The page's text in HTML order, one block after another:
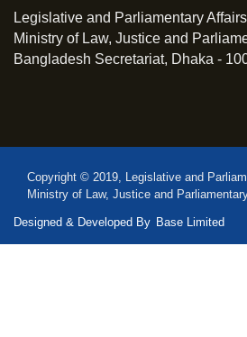
Legislative and Parliamentary
Ministry of Law, Justice and
Bangladesh Secretariat, Dhaka -
Copyright © 2019, Legislative and
Ministry of Law, Justice and
Designed & Developed By Base Limited